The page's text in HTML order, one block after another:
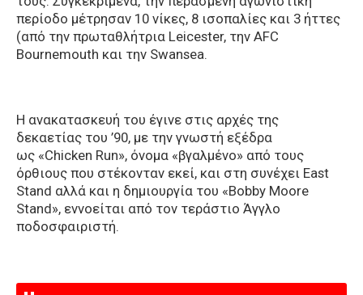
περίοδο μέτρησαν 10 νίκες, 8 ισοπαλίες και 3 ήττες
(από την πρωταθλήτρια Leicester, την AFC
Bournemouth και την Swansea.
H ανακατασκευή του έγινε στις αρχές της
δεκαετίας του ’90, με την γνωστή εξέδρα
ως «Chicken Run», όνομα «βγαλμένο» από τους
όρθιους που στέκονταν εκεί, και στη συνέχει East
Stand αλλά και η δημιουργία του «Bobby Moore
Stand», εννοείται από τον τεράστιο Άγγλο
ποδοσφαιριστή.